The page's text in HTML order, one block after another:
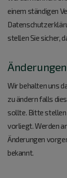
einem ständigen
stellen Sie sicher,
Wir behalten uns
zu ändern falls
sollte. Bitte stellen
vorliegt. Werden
Änderungen
bekannt.